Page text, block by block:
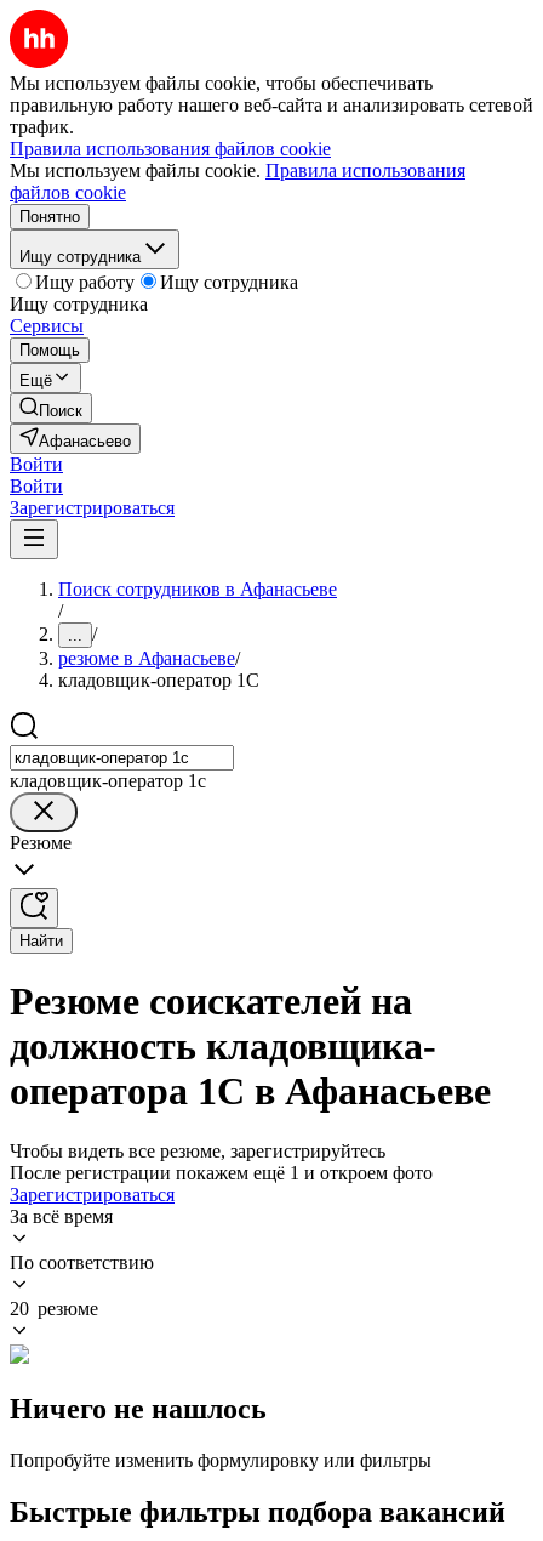
Мы используем файлы cookie, чтобы обеспечивать
правильную работу нашего веб-сайта и анализировать сетевой
трафик.
Правила использования файлов cookie
Мы используем файлы cookie. Правила использования
файлов cookie
Понятно
Ищу сотрудника
Ищу работу
Ищу сотрудника
Ищу сотрудника
Сервисы
Помощь
Ещё
Поиск
Афанасьево
Войти
Войти
Зарегистрироваться
Поиск сотрудников в Афанасьеве
/
... /
резюме в Афанасьеве/
кладовщик-оператор 1С
кладовщик-оператор 1с
Резюме
Найти
Резюме соискателей на
должность кладовщика-
оператора 1С в Афанасьеве
Чтобы видеть все резюме, зарегистрируйтесь
После регистрации покажем ещё 1 и откроем фото
Зарегистрироваться
За всё время
По соответствию
20 резюме
Ничего не нашлось
Попробуйте изменить формулировку или фильтры
Быстрые фильтры подбора вакансий